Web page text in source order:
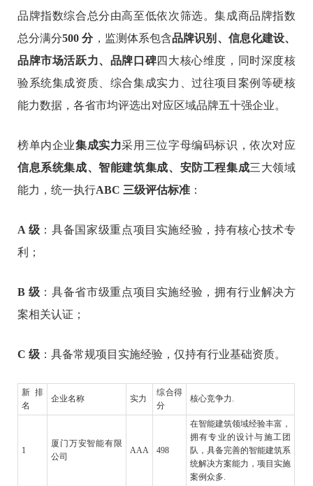
品牌指数综合总分由高至低依次筛选。集成商品牌指数
总分满分500 分，监测体系包含品牌识别、信息化建设、
品牌市场活跃力、品牌口碑四大核心维度，同时深度核
验系统集成资质、综合集成实力、过往项目案例等硬核
能力数据，各省市均评选出对应区域品牌五十强企业。
榜单内企业集成实力采用三位字母编码标识，依次对应
信息系统集成、智能建筑集成、安防工程集成三大领域
能力，统一执行ABC 三级评估标准 ：
A 级 ：具备国家级重点项目实施经验，持有核心技术专
利；
B 级 ：具备省市级重点项目实施经验，拥有行业解决方
案相关认证；
C 级 ：具备常规项目实施经验，仅持有行业基础资质。
新排
名
企业名称 实力
综合得
分
核心竞争力.
1
厦门万安智能有限
公司
AAA 498
在智能建筑领域经验丰富，
拥有专业的设计与施工团
队，具备完善的智能建筑系
统解决方案能力，项目实施
案例众多.